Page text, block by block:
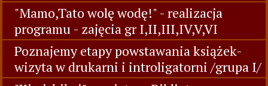
"Mamo,Tato wolę wodę!" - realizacja
programu - zajęcia gr I,II,III,IV,V,VI
Poznajemy etapy powstawania książek-
wizyta w drukarni i introligatorni /grupa I/